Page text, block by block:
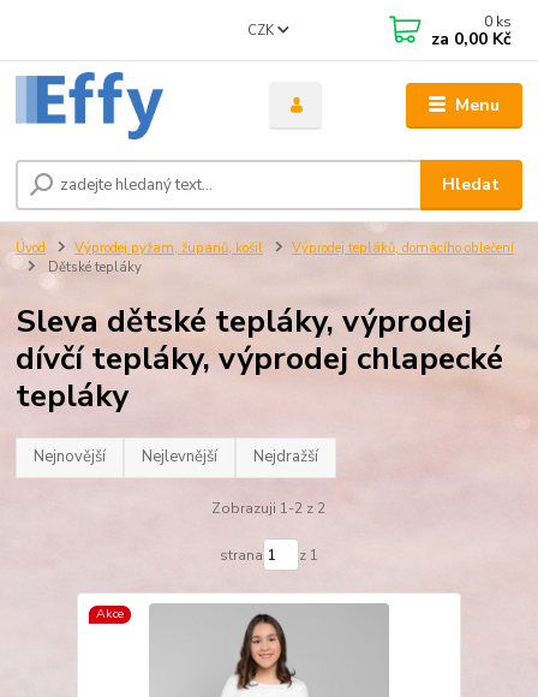
Menu
CZK
Hledat
0 ks
za 0,00 Kč
Úvod Výprodej pyžam, županů, košil
Výprodej tepláků, domácího oblečení
Dětské tepláky
Sleva dětské tepláky, výprodej
dívčí tepláky, výprodej chlapecké
tepláky
Nejnovější Nejlevnější Nejdražší
Zobrazuji 1-2 z 2
strana z 1
Akce